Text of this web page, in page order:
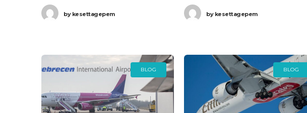
hajóközlekedés is és országosan
bykesettagepem
(péntek) 24:00-ig a müncheni
repülőtéren. A sztrájk jelentősen
bykesettagepem
BLOG BLOG